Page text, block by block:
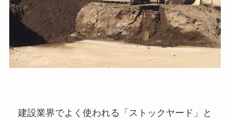
建設業界でよく使われる「ストックヤード」と